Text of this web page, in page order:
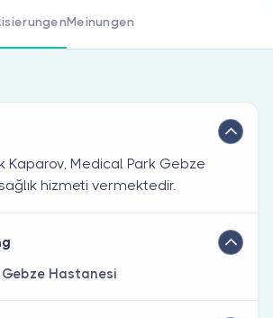
Meinungen
Kaparov, Medical Park Gebze
hizmeti vermektedir.
Hastanesi